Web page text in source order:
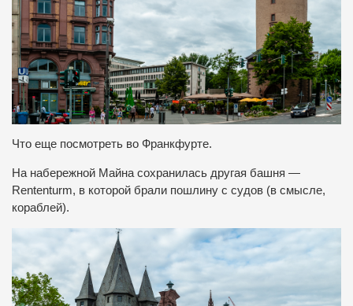
Что еще посмотреть во Франкфурте.
На набережной Майна сохранилась другая башня —
Rententurm, в которой брали пошлину с судов (в смысле,
кораблей).